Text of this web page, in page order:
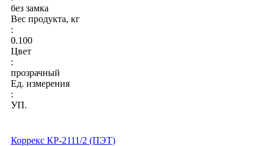
без замка
Вес продукта, кг
:
0.100
Цвет
:
прозрачный
Ед. измерения
:
УП.
Коррекс КР-2111/2 (ПЭТ)